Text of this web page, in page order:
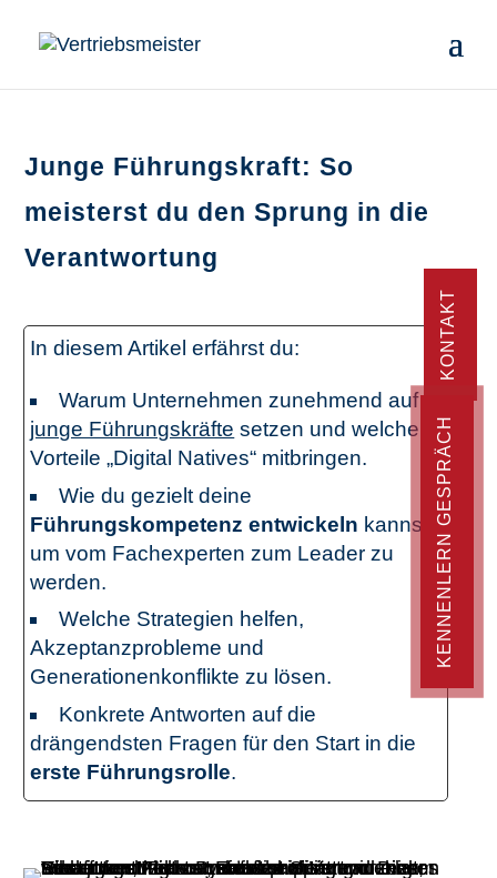
Junge Führungskraft: So
meisterst du den Sprung in die
Verantwortung
In diesem Artikel erfährst du:
Warum Unternehmen zunehmend auf
junge Führungskräfte setzen und welche
Vorteile „Digital Natives“ mitbringen.
Wie du gezielt deine
Führungskompetenz entwickeln kannst,
um vom Fachexperten zum Leader zu
werden.
Welche Strategien helfen,
Akzeptanzprobleme und
Generationenkonflikte zu lösen.
Konkrete Antworten auf die
drängendsten Fragen für den Start in die
erste Führungsrolle.
KONTAKT
KENNENLERN GESPRÄCH